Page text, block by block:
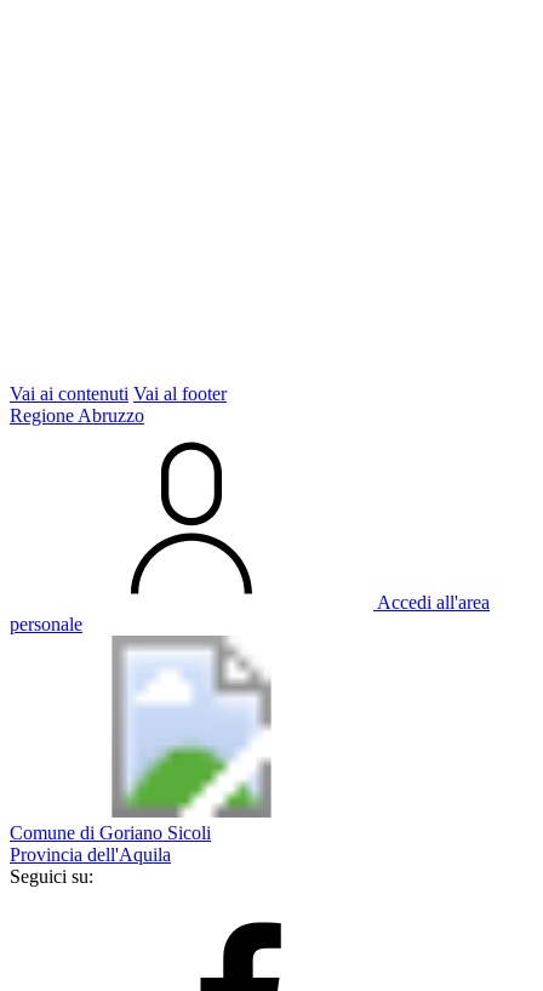
Vai ai contenuti Vai al footer
Regione Abruzzo
Accedi all'area
personale
Comune di Goriano Sicoli
Provincia dell'Aquila
Seguici su: